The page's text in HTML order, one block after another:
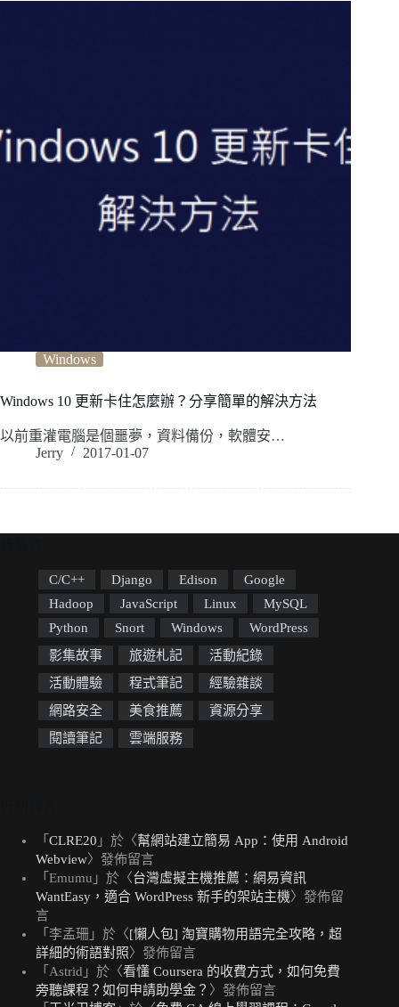
Windows
Windows 10 更新卡住怎麼辦？分享簡單的解決方法
以前重灌電腦是個噩夢，資料備份，軟體安…
Jerry
2017-01-07
C/C++ Django Edison
Google
Hadoop
JavaScript Linux
MySQL
Python
Snort Windows
WordPress
影集故事
旅遊札記
活動紀錄
活動體驗
程式筆記
經驗雜談
網路安全
美食推薦
資源分享
閱讀筆記
雲端服務
「 CLRE20 」於〈幫網站建立簡易 App：使用 Android
Webview〉發佈留言
「 Emumu 」於〈台灣虛擬主機推薦：網易資訊
WantEasy，適合 WordPress 新手的架站主機〉發佈留
言
「 李孟珊 」於〈[懶人包] 淘寶購物用語完全攻略，超
詳細的術語對照〉發佈留言
「 Astrid 」於〈看懂 Coursera 的收費方式，如何免費
旁聽課程？如何申請助學金？ 〉發佈留言